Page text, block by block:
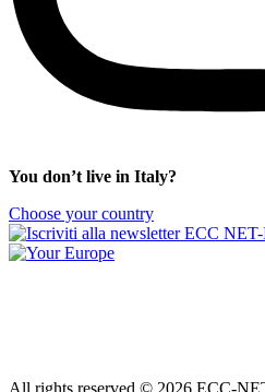
You don’t live in Italy?
Choose your country